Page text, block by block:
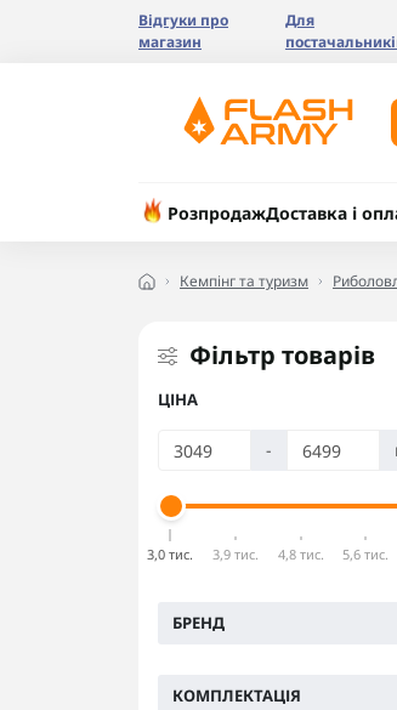
Відгуки про
магазин
Для
РозпродажДоставка і
Кемпінг та туризм
Фільтр товарів
ЦІНА
-
3,0 тис. 3,9 тис. 4,8 тис. 5,6 тис.
БРЕНД
КОМПЛЕКТАЦІЯ